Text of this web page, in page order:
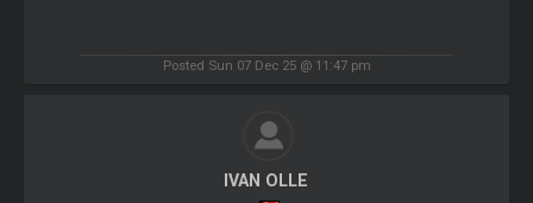
Posted Sun 07 Dec 25 @ 11:47 pm
IVAN OLLE